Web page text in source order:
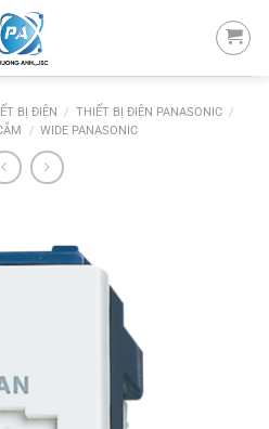
BỊ ĐIỆN / THIẾT BỊ ĐIỆN PANASONIC /
/ WIDE PANASONIC